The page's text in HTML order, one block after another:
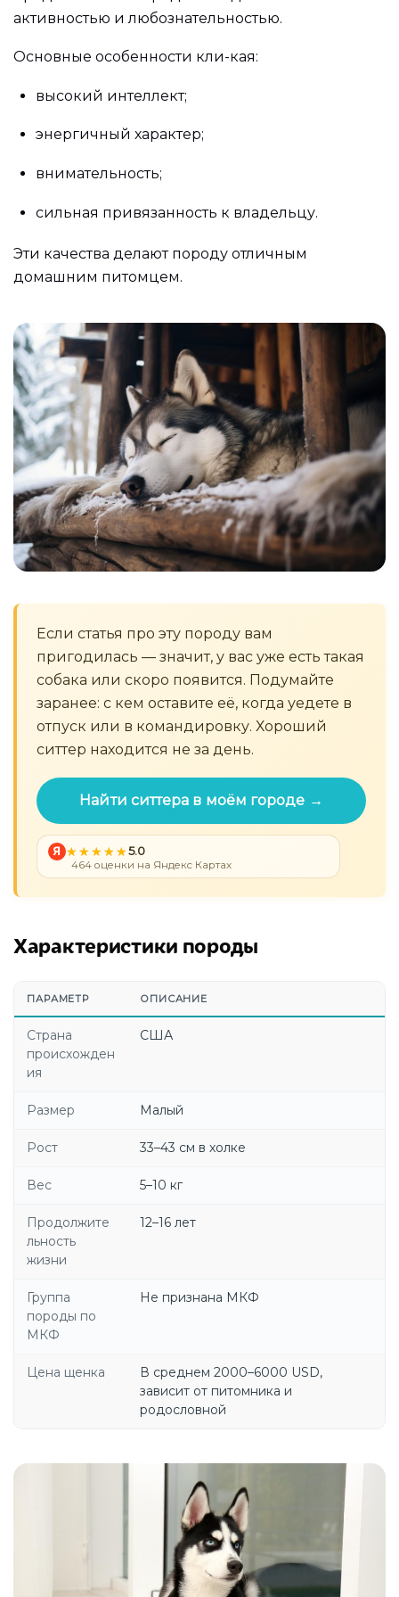
активностью и любознательностью.
Основные особенности кли-кая:
высокий интеллект;
энергичный характер;
внимательность;
сильная привязанность к владельцу.
Эти качества делают породу отличным
домашним питомцем.
Если статья про эту породу вам
пригодилась — значит, у вас уже есть такая
собака или скоро появится. Подумайте
заранее: с кем оставите её, когда уедете в
отпуск или в командировку. Хороший
ситтер находится не за день.
Найти ситтера в моём городе →
Я 5.0
464 оценки на Яндекс Картах
Характеристики породы
ПАРАМЕТР ОПИСАНИЕ
Страна
происхожден
ия
США
Размер Малый
Рост 33–43 см в холке
Вес 5–10 кг
Продолжите
льность
жизни
12–16 лет
Группа
породы по
МКФ
Не признана МКФ
Цена щенка
В среднем 2000–6000 USD,
зависит от питомника и
родословной